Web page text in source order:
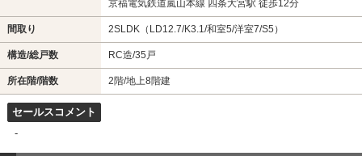
京福電気鉄道嵐山本線 四条大宮駅 徒歩12分
間取り 2SLDK（LD12.7/K3.1/和室5/洋室7/S5）
構造/総戸数 RC造/35戸
所在階/階数 2階/地上8階建
セールスコメント
-